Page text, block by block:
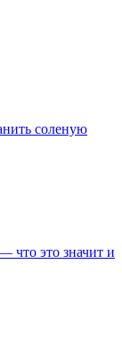
соленую
что это значит и